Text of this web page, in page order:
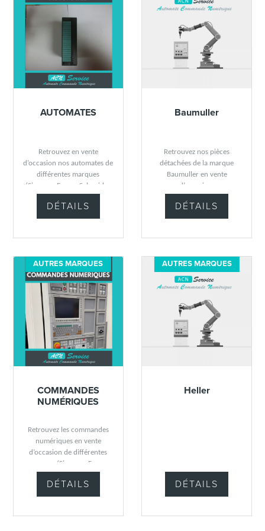
AUTOMATES
Retrouvez en vente
d’occasion nos automates de
différentes marques
(Siemens, Fanuc, Schneider
DÉTAILS
Baumuller
Retrouvez nos pièces
détachées de la marque
Baumuller en vente
d’occasion.
DÉTAILS
AUTRES MARQUES
COMMANDES
NUMÉRIQUES
Retrouvez les commandes
numériques en vente
d’occasion de différentes
marques (Siemens, Fanuc,
DÉTAILS
AUTRES MARQUES
Heller
DÉTAILS